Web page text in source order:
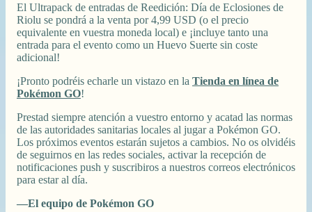
El Ultrapack de entradas de Reedición: Día de Eclosiones de
Riolu se pondrá a la venta por 4,99 USD (o el precio
equivalente en vuestra moneda local) e ¡incluye tanto una
entrada para el evento como un Huevo Suerte sin coste
adicional!
¡Pronto podréis echarle un vistazo en la Tienda en línea de
Pokémon GO!
Prestad siempre atención a vuestro entorno y acatad las normas
de las autoridades sanitarias locales al jugar a Pokémon GO.
Los próximos eventos estarán sujetos a cambios. No os olvidéis
de seguirnos en las redes sociales, activar la recepción de
notificaciones push y suscribiros a nuestros correos electrónicos
para estar al día.
—El equipo de Pokémon GO